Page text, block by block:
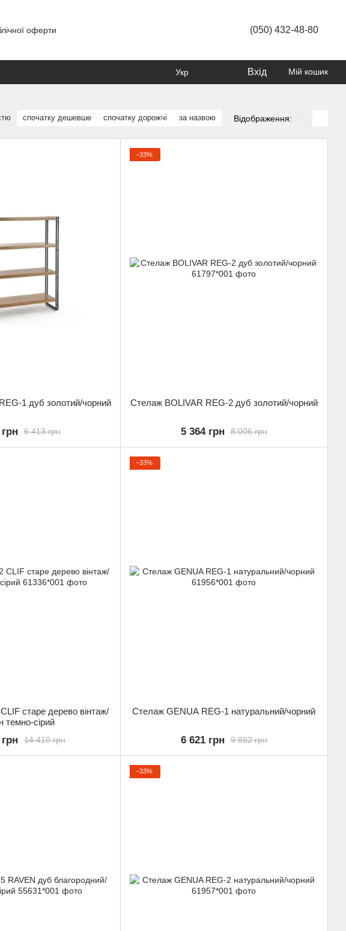
оферти (050) 432-48-80
Укр Вхід Мій кошик
спочатку дешевше спочатку дорожчі за назвою Відображення:
1 дуб золотий/чорний
6 413 грн
−33%
Стелаж BOLIVAR REG-2 дуб золотий/чорний
8 006 грн
5 364 грн
старе дерево вінтаж/
темно-сірий
14 410 грн
−33%
Стелаж GENUA REG-1 натуральний/чорний
9 882 грн
6 621 грн
−33%